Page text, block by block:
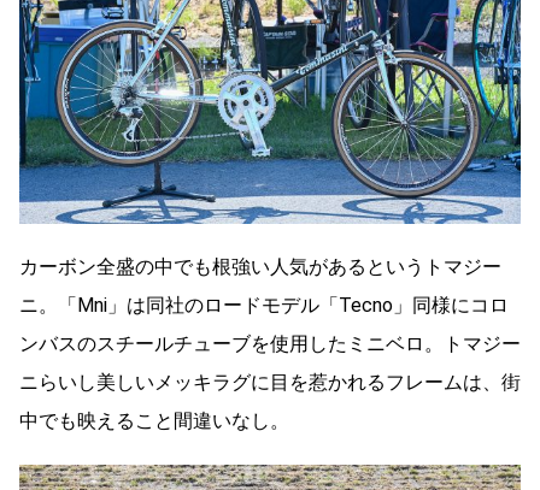
カーボン全盛の中でも根強い人気があるというトマジー
ニ。「Mni」は同社のロードモデル「Tecno」同様にコロ
ンバスのスチールチューブを使用したミニベロ。トマジー
ニらいし美しいメッキラグに目を惹かれるフレームは、街
中でも映えること間違いなし。